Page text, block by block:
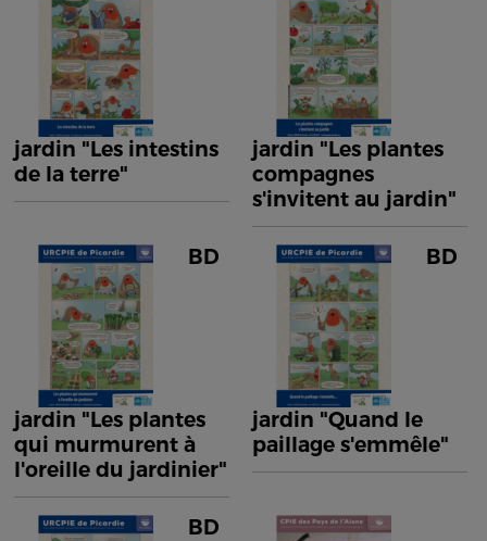
jardin "Les intestins
de la terre"
jardin "Les plantes
compagnes
s'invitent au jardin"
BD
jardin "Les plantes
qui murmurent à
l'oreille du jardinier"
BD
jardin "Quand le
paillage s'emmêle"
BD